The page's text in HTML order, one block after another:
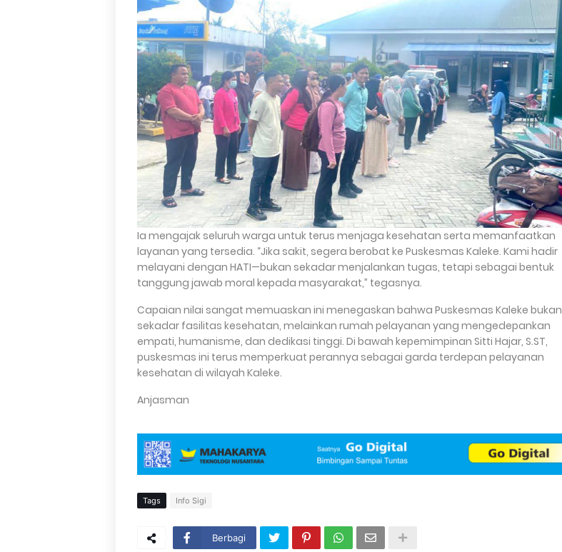
Ia mengajak seluruh warga untuk terus menjaga kesehatan serta memanfaatkan
layanan yang tersedia. “Jika sakit, segera berobat ke Puskesmas Kaleke. Kami hadir
melayani dengan HATI—bukan sekadar menjalankan tugas, tetapi sebagai bentuk
tanggung jawab moral kepada masyarakat,” tegasnya.
Capaian nilai sangat memuaskan ini menegaskan bahwa Puskesmas Kaleke bukan
sekadar fasilitas kesehatan, melainkan rumah pelayanan yang mengedepankan
empati, humanisme, dan dedikasi tinggi. Di bawah kepemimpinan Sitti Hajar, S.ST,
puskesmas ini terus memperkuat perannya sebagai garda terdepan pelayanan
kesehatan di wilayah Kaleke.
Anjasman
Tags Info Sigi
Berbagi